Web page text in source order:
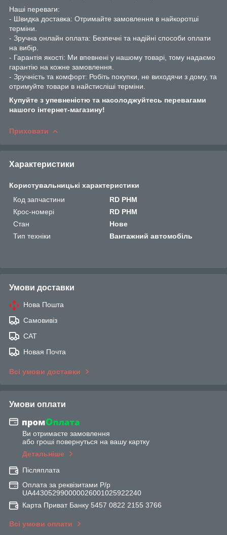
Наші переваги:
- Швидка доставка: Отримайте замовлення в найкоротші
терміни.
- Зручна онлайн оплата: Безпечні та надійні способи оплати
на вибір.
- Гарантія якості: Ми впевнені у нашому товарі, тому надаємо
гарантію на кожне замовлення.
- Зручність та комфорт: Робіть покупки, не виходячи з дому, та
отримуйте товари в найстисліші терміни.
Купуйте з упевненістю та насолоджуйтесь перевагами
нашого інтернет-магазину!
Приховати
Характеристики
Користувальницькі характеристики
Код запчастини
RD PНМ
Крос-номері
RD PНМ
Стан
Нове
Тип техніки
Вантажний автомобіль
Умови доставки
Нова Пошта
Самовивіз
САТ
Новая Почта
Всі умови доставки
Умови оплати
Ви отримаєте замовлення
або гроші повернуться на вашу картку
Детальніше
Післяплата
Оплата за реквізитами Р/р
UA443052990000026001025922240
Карта Приват Банку 5457 0822 2155 3766
Всі умови оплати